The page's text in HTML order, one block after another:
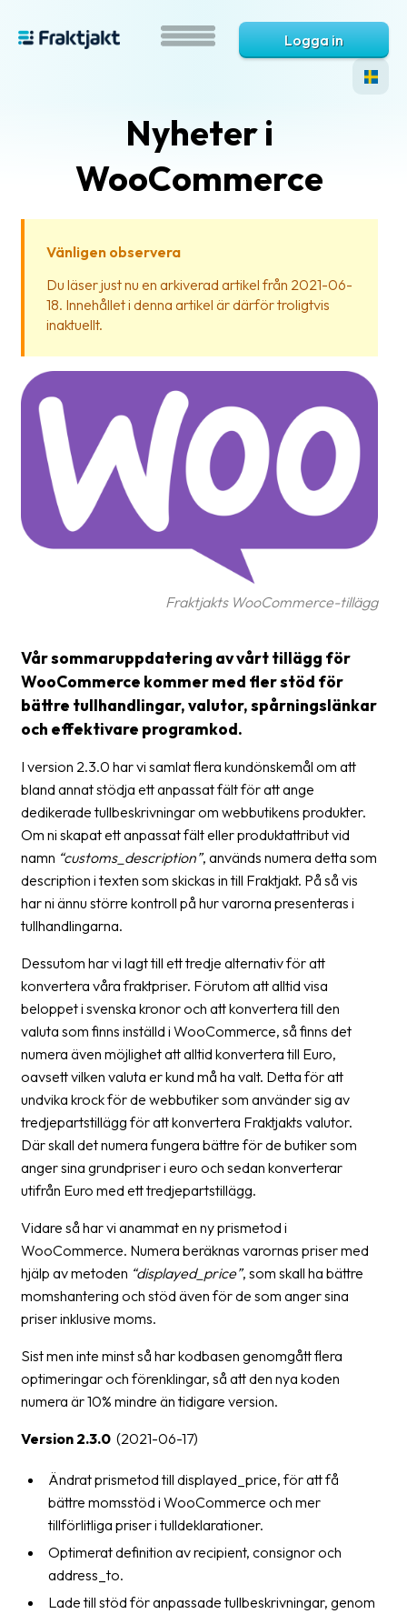
är
Fraktjakt?
Hjälp?
&
svar
Ordlista
Paketering
Skrivarinställningar
Leveransvillkor
Upphämtningar
Nedladdningar
Streckkodsläsare
Kundtjänst
Om
företaget
Om
Fraktjakt
Pressrum
Medarbetare
Jobb
&
karriär
Nyhetsarkiv
Kontakta
oss
Villkor
Allmänna
Integritet
och
innehåll
Logga in
Nyheter i
WooCommerce
Vänligen observera
Du läser just nu en arkiverad artikel från 2021-06-
18. Innehållet i denna artikel är därför troligtvis
inaktuellt.
Fraktjakts WooCommerce-tillägg
Vår sommaruppdatering av vårt tillägg för
WooCommerce kommer med fler stöd för
bättre tullhandlingar, valutor, spårningslänkar
och effektivare programkod.
I version 2.3.0 har vi samlat flera kundönskemål om att
bland annat stödja ett anpassat fält för att ange
dedikerade tullbeskrivningar om webbutikens produkter.
Om ni skapat ett anpassat fält eller produktattribut vid
namn “customs_description”, används numera detta som
description i texten som skickas in till Fraktjakt. På så vis
har ni ännu större kontroll på hur varorna presenteras i
tullhandlingarna.
Dessutom har vi lagt till ett tredje alternativ för att
konvertera våra fraktpriser. Förutom att alltid visa
beloppet i svenska kronor och att konvertera till den
valuta som finns inställd i WooCommerce, så finns det
numera även möjlighet att alltid konvertera till Euro,
oavsett vilken valuta er kund må ha valt. Detta för att
undvika krock för de webbutiker som använder sig av
tredjepartstillägg för att konvertera Fraktjakts valutor.
Där skall det numera fungera bättre för de butiker som
anger sina grundpriser i euro och sedan konverterar
utifrån Euro med ett tredjepartstillägg.
Vidare så har vi anammat en ny prismetod i
WooCommerce. Numera beräknas varornas priser med
hjälp av metoden “displayed_price”, som skall ha bättre
momshantering och stöd även för de som anger sina
priser inklusive moms.
Sist men inte minst så har kodbasen genomgått flera
optimeringar och förenklingar, så att den nya koden
numera är 10% mindre än tidigare version.
Version 2.3.0 (2021-06-17)
Ändrat prismetod till displayed_price, för att få
bättre momsstöd i WooCommerce och mer
tillförlitliga priser i tulldeklarationer.
Optimerat definition av recipient, consignor och
address_to.
Lade till stöd för anpassade tullbeskrivningar, genom